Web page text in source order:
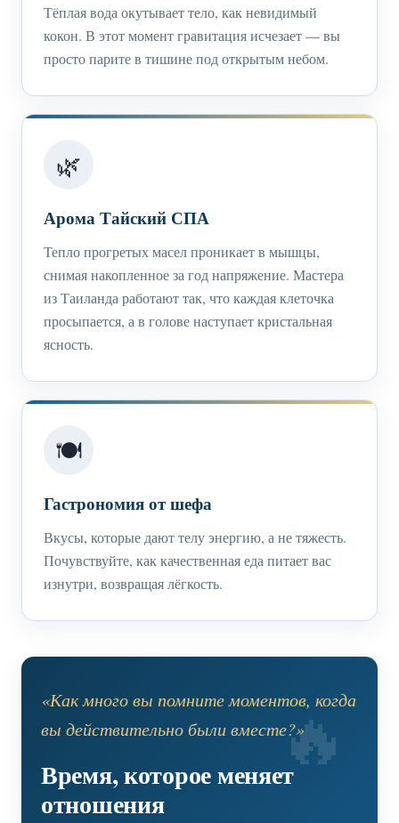
Тёплая вода окутывает тело, как невидимый
кокон. В этот момент гравитация исчезает — вы
просто парите в тишине под открытым небом.
🌿
Арома Тайский СПА
Тепло прогретых масел проникает в мышцы,
снимая накопленное за год напряжение. Мастера
из Таиланда работают так, что каждая клеточка
просыпается, а в голове наступает кристальная
ясность.
🍽️
Гастрономия от шефа
Вкусы, которые дают телу энергию, а не тяжесть.
Почувствуйте, как качественная еда питает вас
изнутри, возвращая лёгкость.
«Как много вы помните моментов, когда
вы действительно были вместе?»
Время, которое меняет
отношения